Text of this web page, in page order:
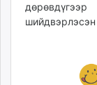
шийдвэрлэсэн